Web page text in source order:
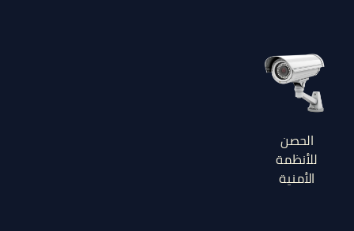
الحصن
للأنظمة
الأمنية